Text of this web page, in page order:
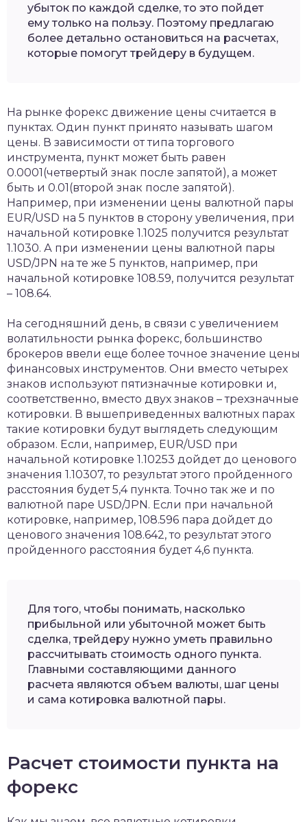
убыток по каждой сделке, то это пойдет
ему только на пользу. Поэтому предлагаю
более детально остановиться на расчетах,
которые помогут трейдеру в будущем.
На рынке форекс движение цены считается в
пунктах. Один пункт принято называть шагом
цены. В зависимости от типа торгового
инструмента, пункт может быть равен
0.0001(четвертый знак после запятой), а может
быть и 0.01(второй знак после запятой).
Например, при изменении цены валютной пары
EUR/USD на 5 пунктов в сторону увеличения, при
начальной котировке 1.1025 получится результат
1.1030. А при изменении цены валютной пары
USD/JPN на те же 5 пунктов, например, при
начальной котировке 108.59, получится результат
– 108.64.
На сегодняшний день, в связи с увеличением
волатильности рынка форекс, большинство
брокеров ввели еще более точное значение цены
финансовых инструментов. Они вместо четырех
знаков используют пятизначные котировки и,
соответственно, вместо двух знаков – трехзначные
котировки. В вышеприведенных валютных парах
такие котировки будут выглядеть следующим
образом. Если, например, EUR/USD при
начальной котировке 1.10253 дойдет до ценового
значения 1.10307, то результат этого пройденного
расстояния будет 5,4 пункта. Точно так же и по
валютной паре USD/JPN. Если при начальной
котировке, например, 108.596 пара дойдет до
ценового значения 108.642, то результат этого
пройденного расстояния будет 4,6 пункта.
Для того, чтобы понимать, насколько
прибыльной или убыточной может быть
сделка, трейдеру нужно уметь правильно
рассчитывать стоимость одного пункта.
Главными составляющими данного
расчета являются объем валюты, шаг цены
и сама котировка валютной пары.
Расчет стоимости пункта на
форекс